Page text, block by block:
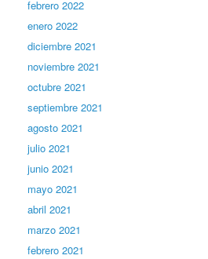
febrero 2022
enero 2022
diciembre 2021
noviembre 2021
octubre 2021
septiembre 2021
agosto 2021
julio 2021
junio 2021
mayo 2021
abril 2021
marzo 2021
febrero 2021